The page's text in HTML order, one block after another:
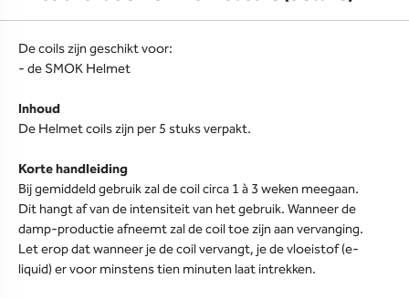
De coils zijn geschikt voor:
- de SMOK Helmet
Inhoud
De Helmet coils zijn per 5 stuks verpakt.
Korte handleiding
Bij gemiddeld gebruik zal de coil circa 1 à 3 weken meegaan.
Dit hangt af van de intensiteit van het gebruik. Wanneer de
damp-productie afneemt zal de coil toe zijn aan vervanging.
Let erop dat wanneer je de coil vervangt, je de vloeistof (e-
liquid) er voor minstens tien minuten laat intrekken.